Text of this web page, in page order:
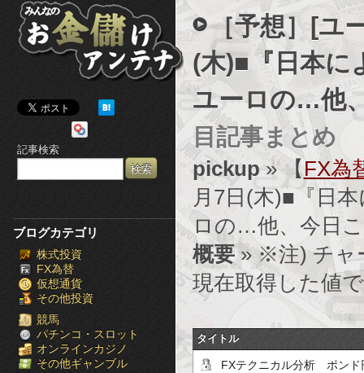
み
ん
な
の
お
金
儲
け
ア
ン
テ
ナ
記事検索
ブログカテゴリ
株式投資
FX為替
仮想通貨
その他投資
競馬
パチンコ・スロット
オンラインカジノ
その他ギャンブル
［予想］[ユ
(木)■『日本に
ユーロの…他
目記事まとめ
pickup» 【FX為
月7日(木)■『日
ロの…他、今日
概要» ※注) チャ
現在取得した値
タイトル
FXテクニカル分析 ポン